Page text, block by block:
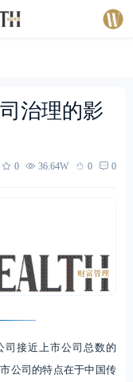
治理的影
0 36.64W 0 0
接近上市公司总数的
公司的特点在于中国传